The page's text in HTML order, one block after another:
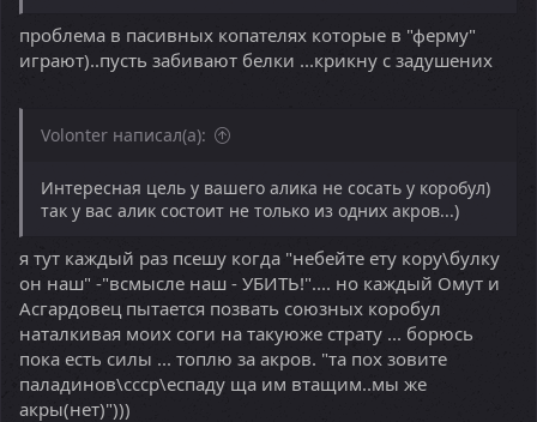
проблема в пасивных копателях которые в "ферму"
играют)..пусть забивают белки ...крикну с задушених
Volonter написал(а):
Интересная цель у вашего алика не сосать у коробул)
так у вас алик состоит не только из одних акров...)
я тут каждый раз псешу когда "небейте ету кору\булку
он наш" -"всмысле наш - УБИТЬ!".... но каждый Омут и
Асгардовец пытается позвать союзных коробул
наталкивая моих соги на такуюже страту ... борюсь
пока есть силы ... топлю за акров. "та пох зовите
паладинов\ссср\еспаду ща им втащим..мы же
акры(нет)")))